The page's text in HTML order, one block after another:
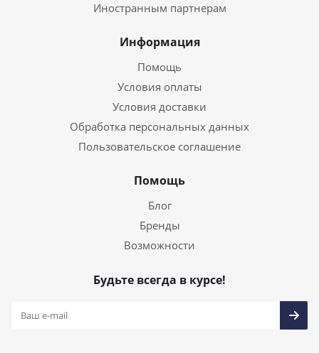
Иностранным партнерам
Информация
Помощь
Условия оплаты
Условия доставки
Обработка персональных данных
Пользовательское соглашение
Помощь
Блог
Бренды
Возможности
Будьте всегда в курсе!